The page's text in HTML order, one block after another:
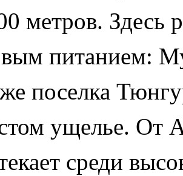
метров. Здесь
питанием:
поселка
ущелье. От
среди